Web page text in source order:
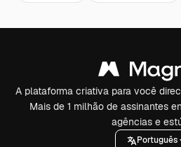
A plataforma criativa para você
Mais de 1 milhão de assinantes
agências e
Português